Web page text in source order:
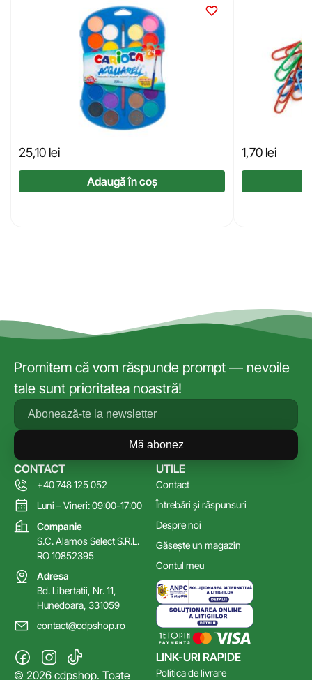
25,10 lei
Adaugă în coș
1,70 lei
Promitem că vom răspunde prompt — nevoile
tale sunt prioritatea noastră!
Mă abonez
LINK-URI RAPIDE
Politica de livrare
UTILE
Contact
Întrebări și răspunsuri
Despre noi
Găsește un magazin
Contul meu
CONTACT
+40 748 125 052
Luni – Vineri: 09:00-17:00
Companie
S.C. Alamos Select S.R.L.
RO 10852395
Adresa
Bd. Libertatii, Nr. 11,
Hunedoara, 331059
contact@cdpshop.ro
© 2026 cdpshop. Toate